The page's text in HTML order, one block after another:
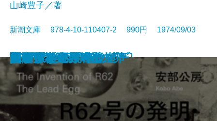
幕末動乱の男たち〔上〕
幕末動乱の男たち〔下〕
ナイン・ストーリーズ
死の枝
一の糸
ボンボンと悪夢
山彦乙女
きりぎりす
いずこより
花紋
山崎豊子／著
新潮文庫 978-4-10-110407-2 990円 1974/09/03
R62号の発明・鉛の卵
フィッシュ・オン
蒼氷・神々の岩壁
笹まくら
グレート・ギャツビー
関ケ原〔下〕
関ケ原〔中〕
関ケ原〔上〕
無関係な死・時の崖
見るまえに跳べ